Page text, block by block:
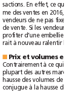
sactions. En effet, ce
me
des ventes en
vendeurs de ne pas
de
vente. Si les
profiter d’une embellie
rait à nouveau ralentir
■ Prix et volumes en
Contrairementà ce qui
plupart des
autres
hausse
des volumes
de
conjugue à la hausse